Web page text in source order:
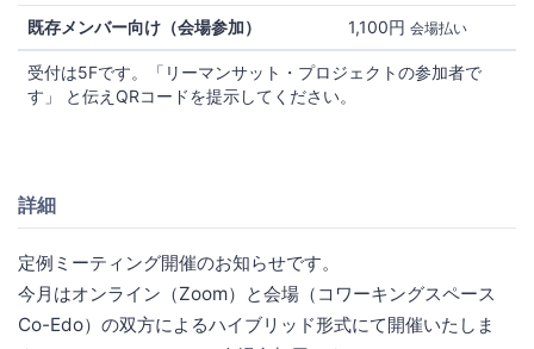
既存メンバー向け（会場参加） 1,100円 会場払い
受付は5Fです。「リーマンサット・プロジェクトの参加者で
す」 と伝えQRコードを提示してください。
詳細
定例ミーティング開催のお知らせです。
今月はオンライン（Zoom）と会場（コワーキングスペース
Co-Edo）の双方によるハイブリッド形式にて開催いたしま